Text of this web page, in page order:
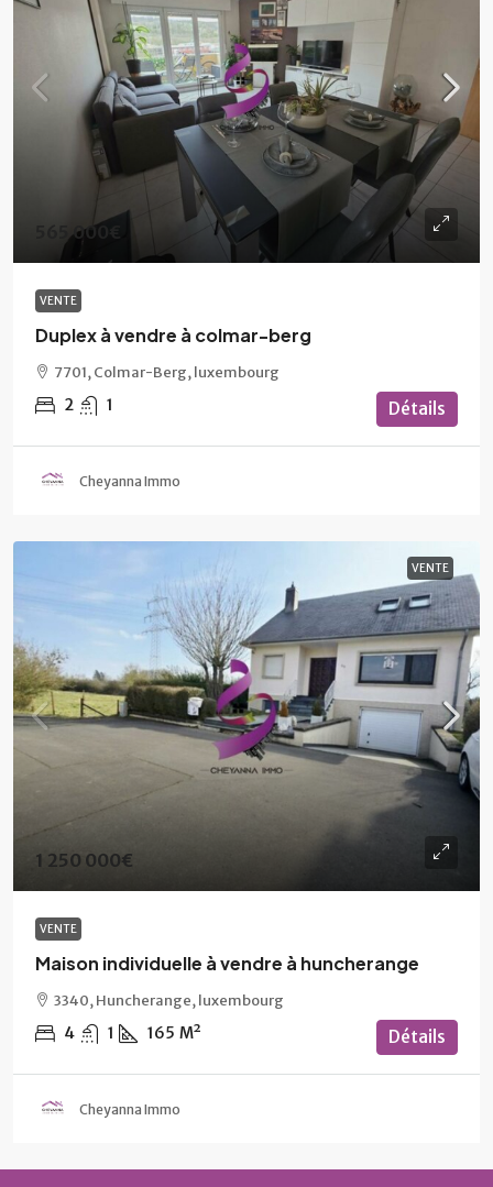
565 000€
VENTE
Duplex à vendre à colmar-berg
7701, Colmar-Berg, luxembourg
2 1 Détails
Cheyanna Immo
VENTE
1 250 000€
VENTE
Maison individuelle à vendre à huncherange
3340, Huncherange, luxembourg
4 1 165 M² Détails
Cheyanna Immo